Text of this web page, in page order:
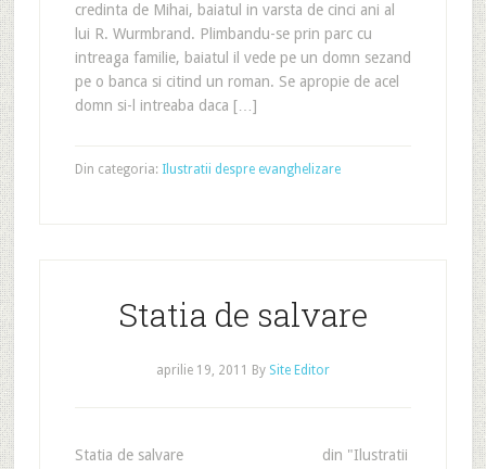
credinta de Mihai, baiatul in varsta de cinci ani al
lui R. Wurmbrand. Plimbandu-se prin parc cu
intreaga familie, baiatul il vede pe un domn sezand
pe o banca si citind un roman. Se apropie de acel
domn si-l intreaba daca […]
Din categoria: Ilustratii despre evanghelizare
Statia de salvare
aprilie 19, 2011 By Site Editor
Statia de salvare din "Ilustratii